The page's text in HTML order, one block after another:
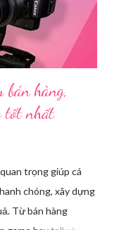
liên quan gồm
bán hàng,
tốt nhất
trọng giúp cá
chóng, xây dựng
Từ bán hàng